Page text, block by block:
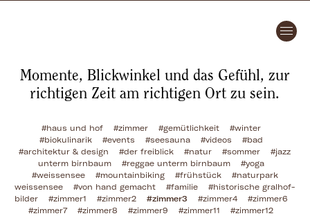
Momente, Blickwinkel und das Gefühl, zur
richtigen Zeit am richtigen Ort zu sein.
#haus und hof #zimmer #gemütlichkeit
#winter
#biokulinarik
#events #seesauna #videos
#bad
#architektur & design
#der freiblick #natur #sommer
#jazz
unterm birnbaum
#reggae unterm birnbaum
#yoga
#weissensee
#mountainbiking #frühstück
#naturpark
weissensee
#von hand gemacht #familie
#historische gralhof-
bilder
#zimmer1 #zimmer2 #zimmer3 #zimmer4
#zimmer6
#zimmer7
#zimmer8 #zimmer9 #zimmer11
#zimmer12